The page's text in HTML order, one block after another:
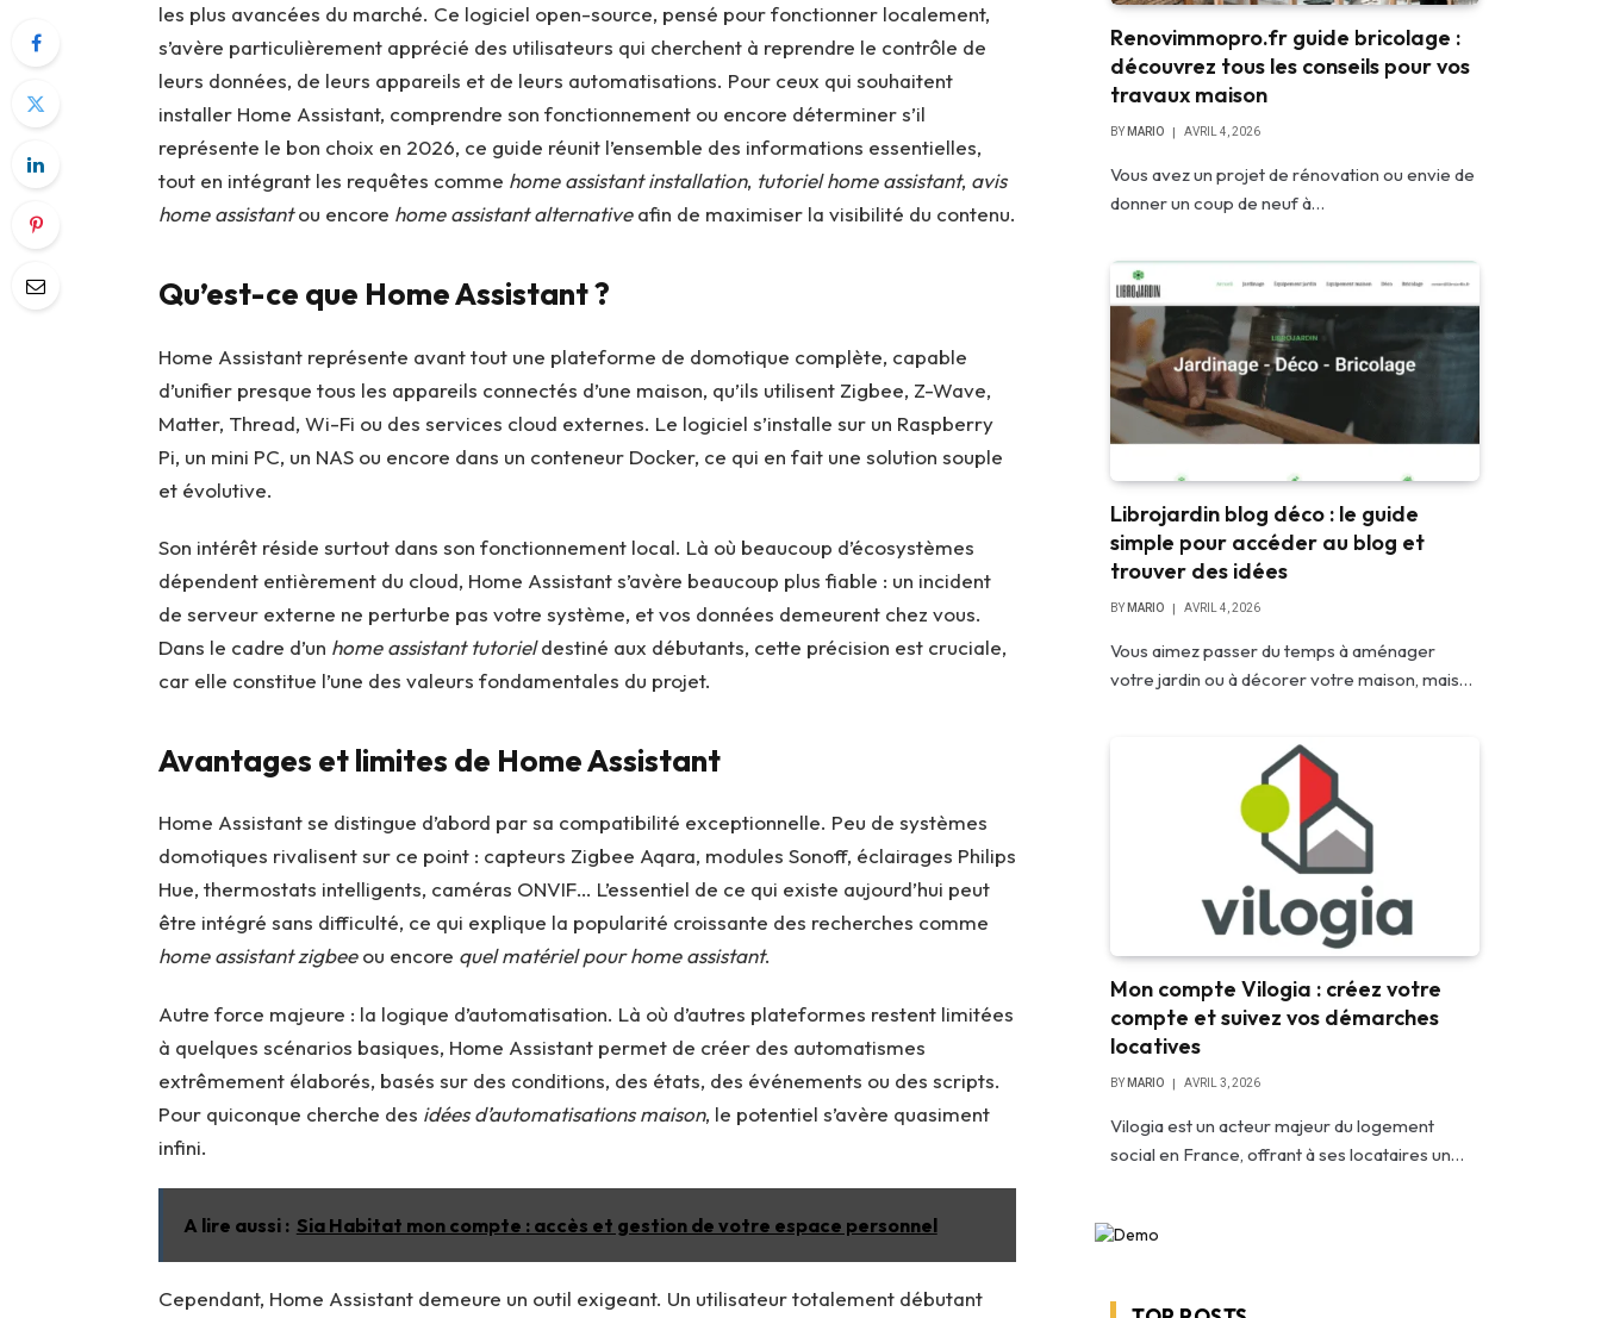
les plus avancées du marché. Ce logiciel open-source, pensé pour fonctionner localement,
s’avère particulièrement apprécié des utilisateurs qui cherchent à reprendre le contrôle de
leurs données, de leurs appareils et de leurs automatisations. Pour ceux qui souhaitent
installer Home Assistant, comprendre son fonctionnement ou encore déterminer s’il
représente le bon choix en 2026, ce guide réunit l’ensemble des informations essentielles,
tout en intégrant les requêtes comme home assistant installation, tutoriel home assistant, avis
home assistantou encore home assistant alternativeafin de maximiser la visibilité du contenu.
Qu’est-ce que Home Assistant ?
Home Assistant représente avant tout une plateforme de domotique complète, capable
d’unifier presque tous les appareils connectés d’une maison, qu’ils utilisent Zigbee, Z-Wave,
Matter, Thread, Wi-Fi ou des services cloud externes. Le logiciel s’installe sur un Raspberry
Pi, un mini PC, un NAS ou encore dans un conteneur Docker, ce qui en fait une solution souple
et évolutive.
Son intérêt réside surtout dans son fonctionnement local. Là où beaucoup d’écosystèmes
dépendent entièrement du cloud, Home Assistant s’avère beaucoup plus fiable : un incident
de serveur externe ne perturbe pas votre système, et vos données demeurent chez vous.
Dans le cadre d’un home assistant tutorieldestiné aux débutants, cette précision est cruciale,
car elle constitue l’une des valeurs fondamentales du projet.
Avantages et limites de Home Assistant
Home Assistant se distingue d’abord par sa compatibilité exceptionnelle. Peu de systèmes
domotiques rivalisent sur ce point : capteurs Zigbee Aqara, modules Sonoff, éclairages Philips
Hue, thermostats intelligents, caméras ONVIF… L’essentiel de ce qui existe aujourd’hui peut
être intégré sans difficulté, ce qui explique la popularité croissante des recherches comme
home assistant zigbeeou encore quel matériel pour home assistant.
Autre force majeure : la logique d’automatisation. Là où d’autres plateformes restent limitées
à quelques scénarios basiques, Home Assistant permet de créer des automatismes
extrêmement élaborés, basés sur des conditions, des états, des événements ou des scripts.
Pour quiconque cherche des idées d’automatisations maison, le potentiel s’avère quasiment
infini.
A lire aussi : Sia Habitat mon compte : accès et gestion de votre espace personnel
Cependant, Home Assistant demeure un outil exigeant. Un utilisateur totalement débutant
Renovimmopro.fr guide bricolage :
découvrez tous les conseils pour vos
travaux maison
BY MARIO AVRIL 4, 2026
Vous avez un projet de rénovation ou envie de
donner un coup de neuf à…
Librojardin blog déco : le guide
simple pour accéder au blog et
trouver des idées
BY MARIO AVRIL 4, 2026
Vous aimez passer du temps à aménager
votre jardin ou à décorer votre maison, mais…
Mon compte Vilogia : créez votre
compte et suivez vos démarches
locatives
BY MARIO AVRIL 3, 2026
Vilogia est un acteur majeur du logement
social en France, offrant à ses locataires un…